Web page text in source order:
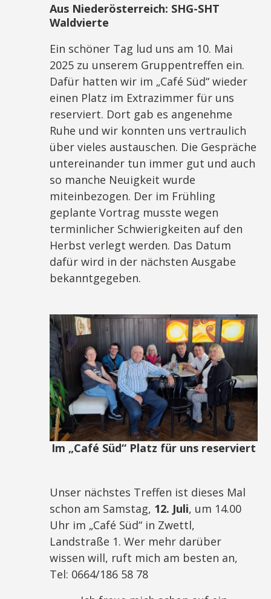
Aus Niederösterreich: SHG-SHT
Waldvierte
Ein schöner Tag lud uns am 10. Mai
2025 zu unserem Gruppentreffen ein.
Dafür hatten wir im „Café Süd“ wieder
einen Platz im Extrazimmer für uns
reserviert. Dort gab es angenehme
Ruhe und wir konnten uns vertraulich
über vieles austauschen. Die Gespräche
untereinander tun immer gut und auch
so manche Neuigkeit wurde
miteinbezogen. Der im Frühling
geplante Vortrag musste wegen
terminlicher Schwierigkeiten auf den
Herbst verlegt werden. Das Datum
dafür wird in der nächsten Ausgabe
bekanntgegeben.
Im „Café Süd“ Platz für uns reserviert
Unser nächstes Treffen ist dieses Mal
schon am Samstag, 12. Juli, um 14.00
Uhr im „Café Süd“ in Zwettl,
Landstraße 1. Wer mehr darüber
wissen will, ruft mich am besten an,
Tel: 0664/186 58 78